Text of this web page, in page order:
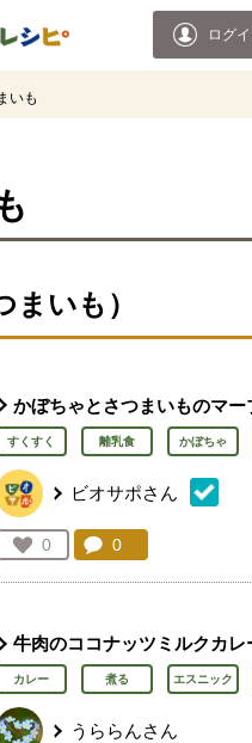
ログ
いも
まいも）
かぼちゃとさつまいものマー
すくすく 離乳食 かぼちゃ
ビオサポさん
お気に入り登録：
0
人が登録
コメント：
0
牛肉のココナッツミルクカレ
カレー 煮る エスニック
うららんさん